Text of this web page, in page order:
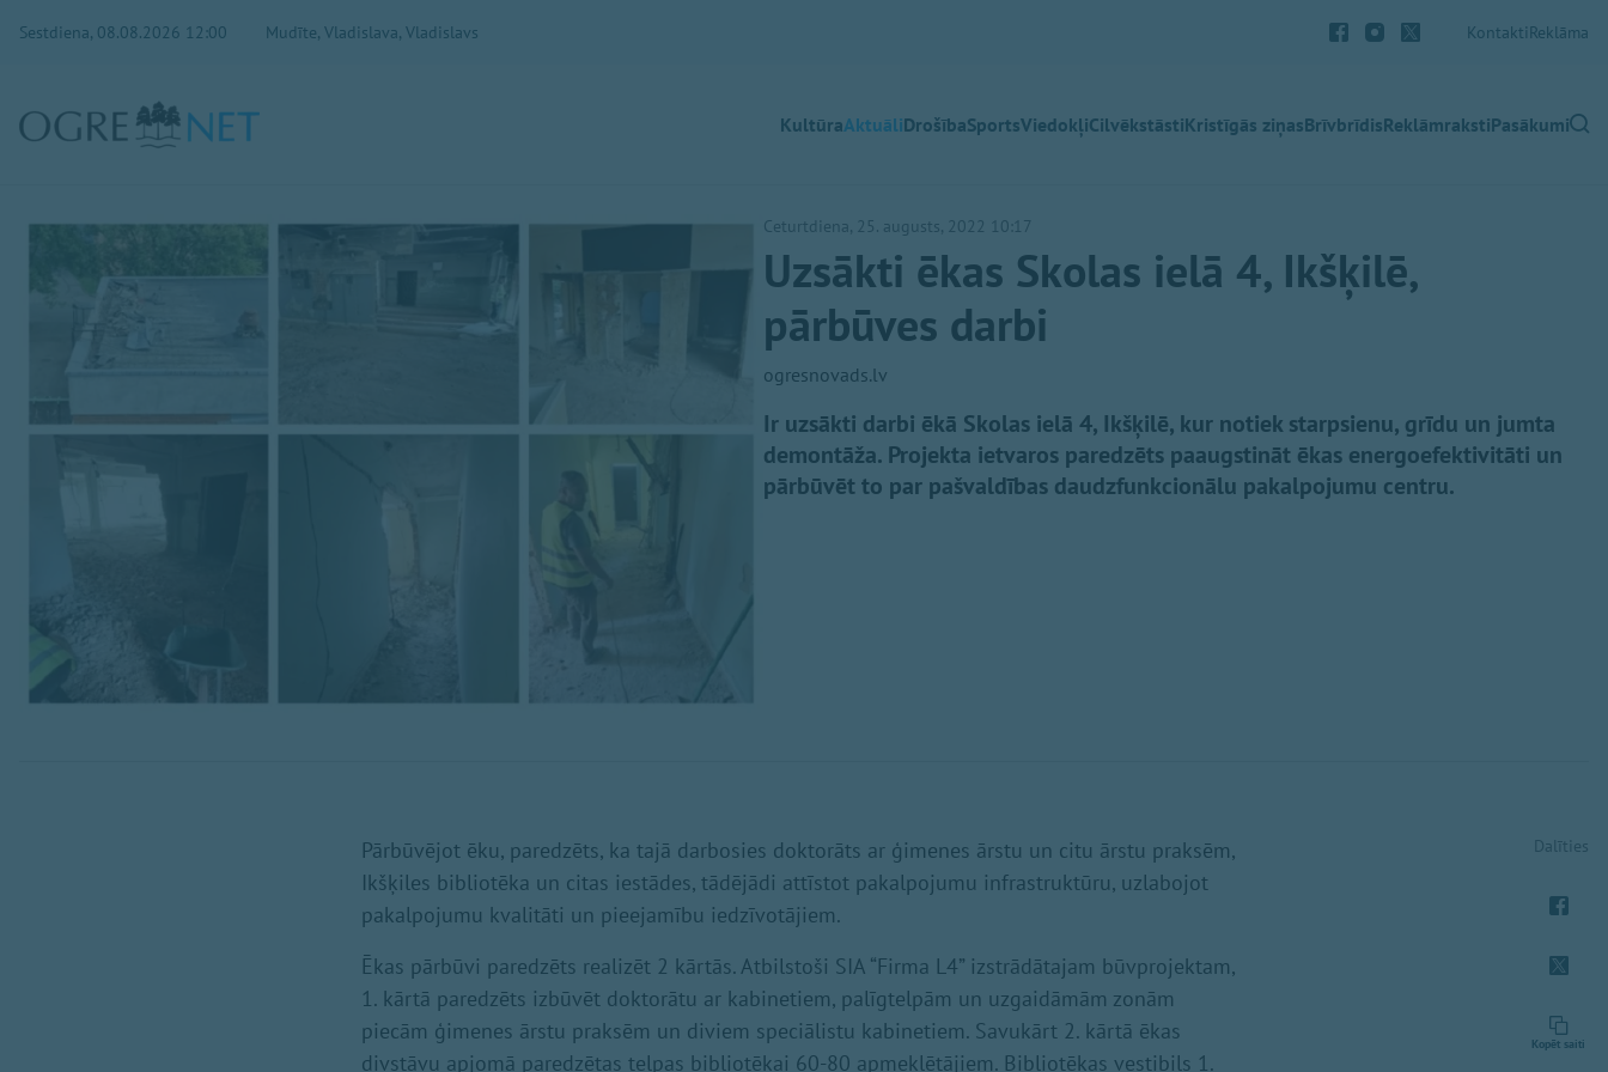
Sestdiena, 08.08.2026 12:00 Mudīte, Vladislava, Vladislavs KontaktiReklāma
KultūraAktuāliDrošībaSportsViedokļiCilvēkstāstiKristīgās ziņasBrīvbrīdisReklāmrakstiPasākumi
Ceturtdiena, 25. augusts, 2022 10:17
Uzsākti ēkas Skolas ielā 4, Ikšķilē,
pārbūves darbi
ogresnovads.lv
Ir uzsākti darbi ēkā Skolas ielā 4, Ikšķilē, kur notiek starpsienu, grīdu un jumta
demontāža. Projekta ietvaros paredzēts paaugstināt ēkas energoefektivitāti un
pārbūvēt to par pašvaldības daudzfunkcionālu pakalpojumu centru.
Pārbūvējot ēku, paredzēts, ka tajā darbosies doktorāts ar ģimenes ārstu un citu ārstu praksēm,
Ikšķiles bibliotēka un citas iestādes, tādējādi attīstot pakalpojumu infrastruktūru, uzlabojot
pakalpojumu kvalitāti un pieejamību iedzīvotājiem.
Ēkas pārbūvi paredzēts realizēt 2 kārtās. Atbilstoši SIA “Firma L4” izstrādātajam būvprojektam,
1. kārtā paredzēts izbūvēt doktorātu ar kabinetiem, palīgtelpām un uzgaidāmām zonām
piecām ģimenes ārstu praksēm un diviem speciālistu kabinetiem. Savukārt 2. kārtā ēkas
divstāvu apjomā paredzētas telpas bibliotēkai 60-80 apmeklētājiem. Bibliotēkas vestibils 1.
Dalīties
Kopēt saiti